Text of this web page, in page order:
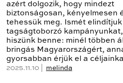
azért dolgozik, hogy mindezt
biztonságosan, kényelmesen
tehessük meg. Ismét
tagságtoborzó
hiszünk benne: minél többen
bringás Magyarországért,
gyorsabban érjük el a
2025.11.10 | melinda